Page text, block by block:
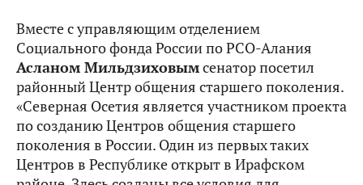
Вместе с управляющим отделением
Социального фонда России по РСО-Алания
Асланом Мильдзиховымсенатор посетил
районный Центр общения старшего поколения.
«Северная Осетия является участником проекта
по созданию Центров общения старшего
поколения в России. Один из первых таких
Центров в Республике открыт в Ирафском